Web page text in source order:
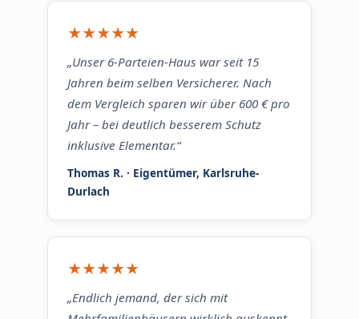
★★★★★
„Unser 6-Parteien-Haus war seit 15
Jahren beim selben Versicherer. Nach
dem Vergleich sparen wir über 600 € pro
Jahr – bei deutlich besserem Schutz
inklusive Elementar.“
Thomas R. · Eigentümer, Karlsruhe-
Durlach
★★★★★
„Endlich jemand, der sich mit